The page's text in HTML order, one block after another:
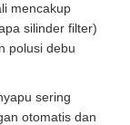
mencakup
silinder filter)
polusi debu
sering
otomatis dan